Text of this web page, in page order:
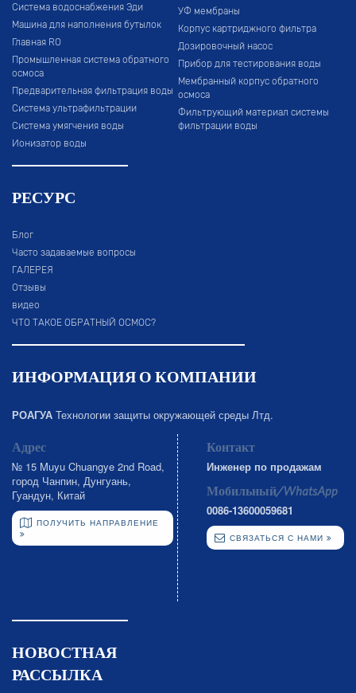
Система водоснабжения Эди
Машина для наполнения бутылок
Главная RO
Промышленная система обратного
осмоса
Предварительная фильтрация воды
Система ультрафильтрации
Система умягчения воды
Ионизатор воды
УФ мембраны
Корпус картриджного фильтра
Дозировочный насос
Прибор для тестирования воды
Мембранный корпус обратного
осмоса
Фильтрующий материал системы
фильтрации воды
РЕСУРС
Блог
Часто задаваемые вопросы
ГАЛЕРЕЯ
Отзывы
видео
ЧТО ТАКОЕ ОБРАТНЫЙ ОСМОС?
ИНФОРМАЦИЯ О КОМПАНИИ
РОАГУА Технологии защиты окружающей среды Лтд.
Адрес
№ 15 Muyu Chuangye 2nd Road,
город Чанпин, Дунгуань,
Гуандун, Китай
ПОЛУЧИТЬ НАПРАВЛЕНИЕ
Контакт
Инженер по продажам
Мобильный/WhatsApp
0086-13600059681
СВЯЗАТЬСЯ С НАМИ
НОВОСТНАЯ
РАССЫЛКА